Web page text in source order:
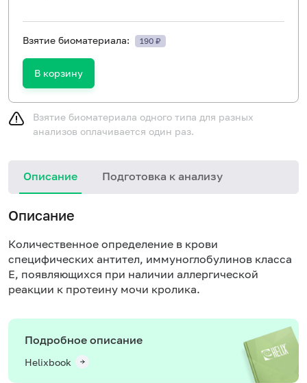
Взятие биоматериала: 190 ₽
В корзину
Взятие биоматериала одного типа для разных
анализов оплачивается один раз.
Описание Подготовка к анализу
Описание
Количественное определение в крови
специфических антител, иммуноглобулинов класса
E, появляющихся при наличии аллергической
реакции к протеину мочи кролика.
Подробное описание
Helixbook